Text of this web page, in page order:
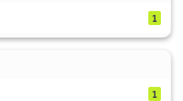
1
1